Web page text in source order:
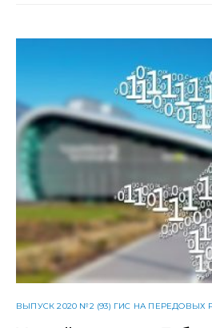
ВЫПУСК 2020 №2 (93) ГИС НА ПЕРЕДОВЫХ